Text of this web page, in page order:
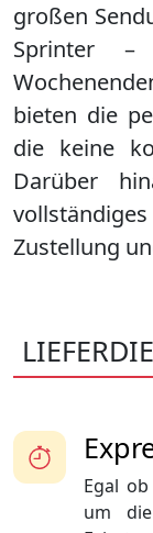
großen
Sprinter
bieten die
die keine
Darüber
Zustellung
Egal
um